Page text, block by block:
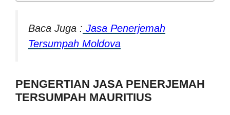
Baca Juga : Jasa Penerjemah
Tersumpah Moldova
PENGERTIAN JASA PENERJEMAH
TERSUMPAH MAURITIUS